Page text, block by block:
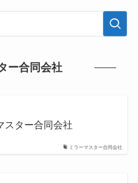
ー合同会社
ミラーマスター合同会社
スター合同会社